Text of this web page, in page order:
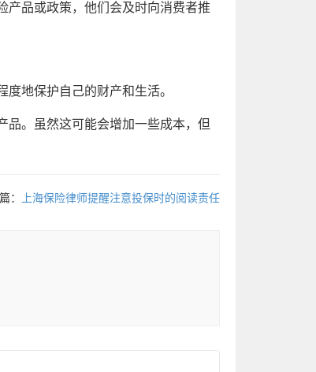
产品或政策，他们会及时向消费者推
地保护自己的财产和生活。
品。虽然这可能会增加一些成本，但
： 上海保险律师提醒注意投保时的阅读责任